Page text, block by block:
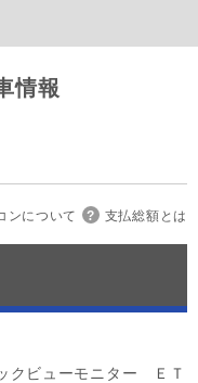
情報
ンについて 支払総額とは
クビューモニター ＥＴ